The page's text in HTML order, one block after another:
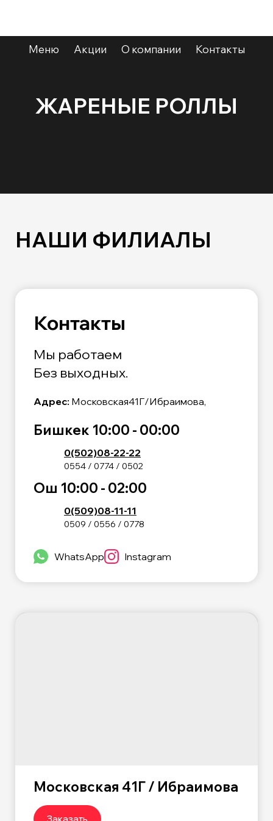
Меню Акции О компании Контакты
ЖАРЕНЫЕ РОЛЛЫ
НАШИ ФИЛИАЛЫ
Контакты
Мы работаем
Без выходных.
Адрес: Московская41Г/Ибраимова,
Бишкек 10:00 - 00:00
0(502)08-22-22
0554 / 0774 / 0502
Ош 10:00 - 02:00
0(509)08-11-11
0509 / 0556 / 0778
WhatsApp Instagram
Московская 41Г / Ибраимова